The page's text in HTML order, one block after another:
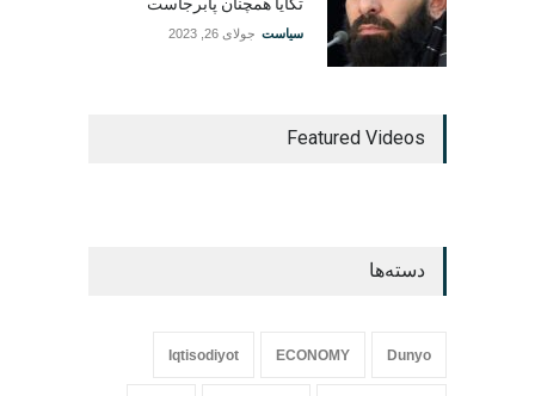
سیاست جولای 26, 2023
Featured Videos
دسته‌ها
Dunyo
ECONOMY
Iqtisodiyot